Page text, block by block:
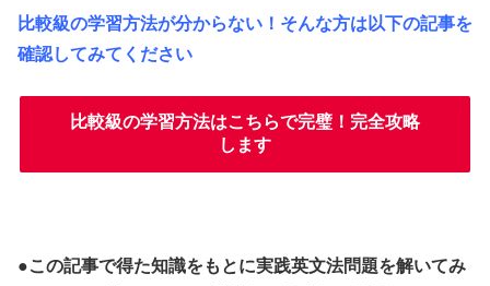
比較級の学習方法が分からない！そんな方は以下の記事を
確認してみてください
比較級の学習方法はこちらで完璧！完全攻略
します
●この記事で得た知識をもとに実践英文法問題を解いてみ